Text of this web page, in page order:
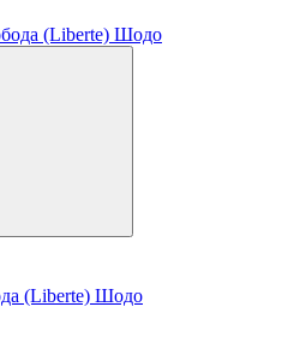
(Liberte) Шодо